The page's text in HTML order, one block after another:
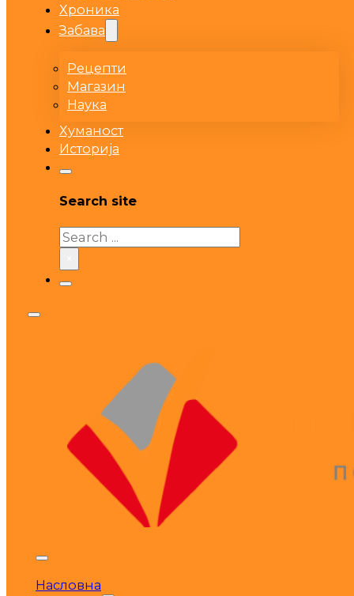
Хроника
Забава
Рецепти
Магазин
Наука
Хуманост
Историја
Search site
Search
Насловна